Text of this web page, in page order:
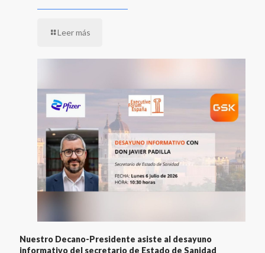
Leer más
Nuestro Decano-Presidente asiste al desayuno
informativo del secretario de Estado de Sanidad